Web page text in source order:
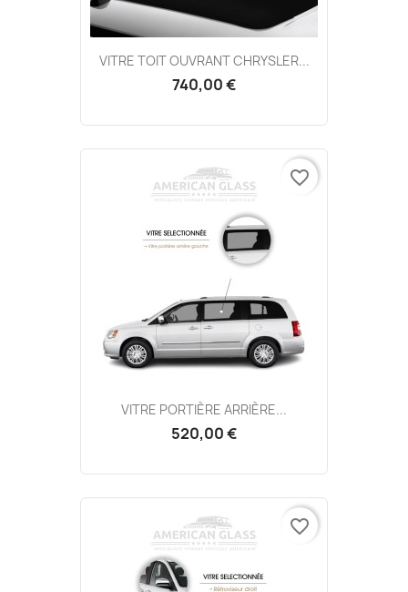
VITRE TOIT OUVRANT CHRYSLER...
740,00 €
VITRE PORTIÈRE ARRIÈRE...
520,00 €
favorite_border
favorite_border